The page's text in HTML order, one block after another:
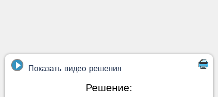
Показать видео решения
Решение: